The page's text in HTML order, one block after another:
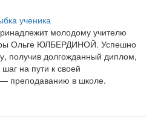
ученика
молодому учителю
Ольге ЮЛБЕРДИНОЙ. Успешно
получив долгожданный диплом,
на пути к своей
преподаванию в школе.